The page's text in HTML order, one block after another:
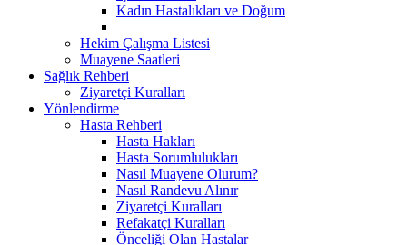
Kadın Hastalıkları ve Doğum
Hekim Çalışma Listesi
Muayene Saatleri
Sağlık Rehberi
Ziyaretçi Kuralları
Yönlendirme
Hasta Rehberi
Hasta Hakları
Hasta Sorumlulukları
Nasıl Muayene Olurum?
Nasıl Randevu Alınır
Ziyaretçi Kuralları
Refakatçi Kuralları
Önceliği Olan Hastalar